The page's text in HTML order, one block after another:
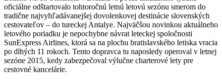
oficiálne odštartovalo tohtoročnú letnú letovú sezónu smerom do
tradične najvyhľadávanejšej dovolenkovej destinácie slovenských
cestovateľov – do tureckej Antalye. Najväčšou novinkou aktuálneho
letového poriadku je nepochybne návrat leteckej spoločnosti
SunExpress Airlines, ktorá sa na plochu bratislavského letiska vracia
po dlhých 11 rokoch. Tento dopravca tu naposledy operoval v letnej
sezóne 2015, kedy zabezpečoval výlučne charterové lety pre
cestovné kancelárie.